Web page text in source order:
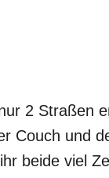
2 Straßen
Couch und
beide viel